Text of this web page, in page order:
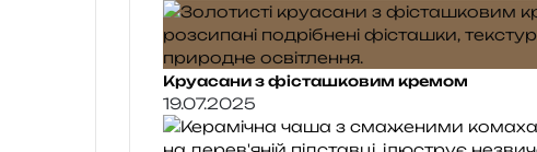
Круасани з фісташковим кремом
19.07.2025